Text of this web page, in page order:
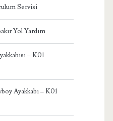
Servisi
Yol Yardım
– K01
Ayakkabı – K01